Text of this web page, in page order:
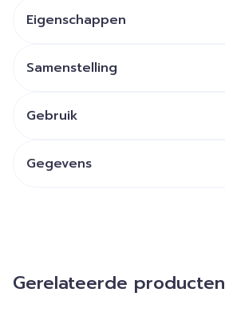
Eigenschappen
Samenstelling
Gebruik
Gegevens
Gerelateerde producten